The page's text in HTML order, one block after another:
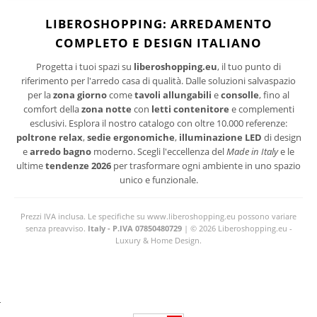
I suoi dati personali verranno trattati per le finalità connesse all'invio delle newsletter.
Per maggiori informazioni sul trattamento dei dati personali consultare la privacy policy
LIBEROSHOPPING: ARREDAMENTO
COMPLETO E DESIGN ITALIANO
Progetta i tuoi spazi su liberoshopping.eu, il tuo punto di
riferimento per l'arredo casa di qualità. Dalle soluzioni salvaspazio
per lazona giornocometavoli allungabili econsolle, fino al
comfort dellazona notte con letti contenitore e complementi
esclusivi. Esplora il nostro catalogo con oltre 10.000 referenze:
poltrone relax,sedie ergonomiche, illuminazione LED di design
earredo bagno moderno. Scegli l'eccellenza delMade in Italye le
ultimetendenze 2026 per trasformare ogni ambiente in uno spazio
unico e funzionale.
Prezzi IVA inclusa. Le specifiche su www.liberoshopping.eu possono variare
senza preavviso. Italy - P.IVA 07850480729| © 2026 Liberoshopping.eu -
Luxury & Home Design.